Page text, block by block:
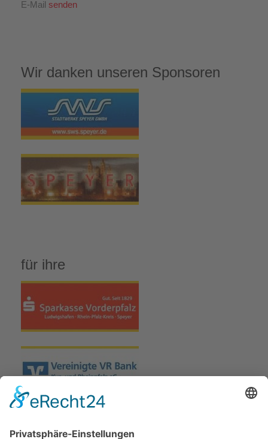
E-Mail senden
Wir danken unseren Sponsoren
für ihre